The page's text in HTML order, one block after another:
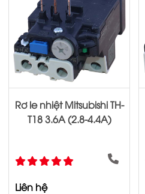
Rơ le nhiệt Mitsubishi TH-
T18 3.6A (2.8-4.4A)
Liên hệ